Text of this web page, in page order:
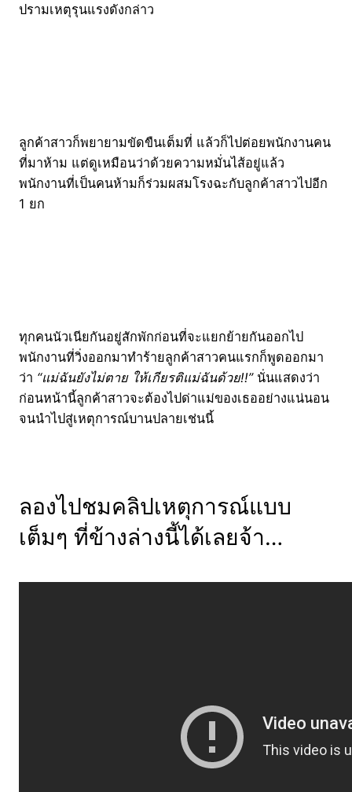
ปรามเหตุรุนแรงดังกล่าว
ลูกค้าสาวก็พยายามขัดขืนเต็มที่ แล้วก็ไปต่อยพนักงานคน
ที่มาห้าม แต่ดูเหมือนว่าด้วยความหมั่นไส้อยู่แล้ว
พนักงานที่เป็นคนห้ามก็ร่วมผสมโรงฉะกับลูกค้าสาวไปอีก
1 ยก
ทุกคนนัวเนียกันอยู่สักพักก่อนที่จะแยกย้ายกันออกไป
พนักงานที่วิ่งออกมาทำร้ายลูกค้าสาวคนแรกก็พูดออกมา
ว่า “แม่ฉันยังไม่ตาย ให้เกียรติแม่ฉันด้วย!!”นั่นแสดงว่า
ก่อนหน้านี้ลูกค้าสาวจะต้องไปด่าแม่ของเธออย่างแน่นอน
จนนำไปสู่เหตุการณ์บานปลายเช่นนี้
ลองไปชมคลิปเหตุการณ์แบบ
เต็มๆ ที่ข้างล่างนี้ได้เลยจ้า…